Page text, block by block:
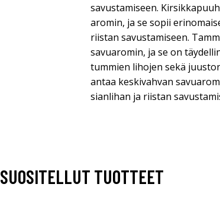
savustamiseen.
aromin, ja se sopii
riistan savustamiseen.
savuaromin, ja se on
tummien lihojen sekä
antaa keskivahvan
sianlihan ja riistan
SUOSITELLUT TUOTTEET